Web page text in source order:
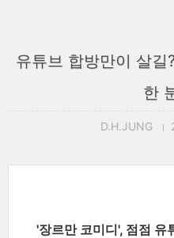
유튜브 합방만이 살
한
D.H.JUNG
'장르만 코미디', 점점 유